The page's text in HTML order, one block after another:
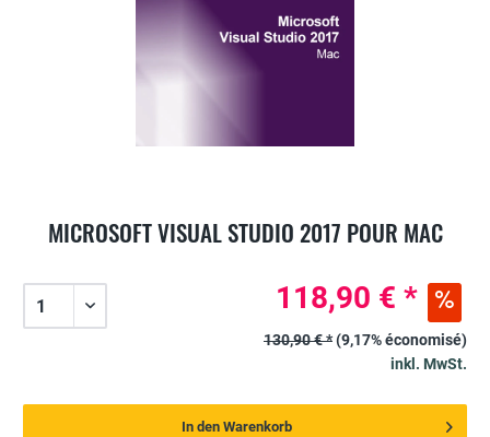
MICROSOFT VISUAL STUDIO 2017 POUR MAC
118,90 € *
130,90 € *(9,17% économisé)
inkl. MwSt.
In den Warenkorb